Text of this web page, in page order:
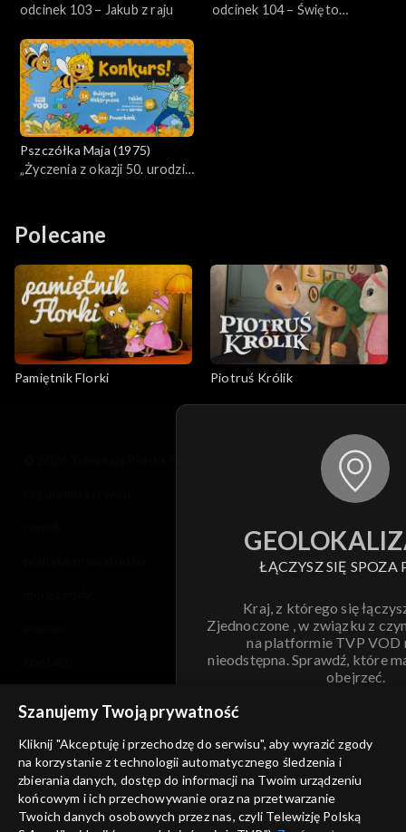
odcinek 103 – Jakub z raju
odcinek 104 – Święto
Pszczółka Maja (1975)
„Życzenia z okazji 50. urodzin
Polecane
Pamiętnik Florki Piotruś Królik
ŁĄCZYSZ SIĘ SPOZA
Kraj, z którego się
Zjednoczone , w związku z
na platformie TVP VOD
nieodstępna. Sprawdź, które
obejrzeć.
ANULUJ
informacje o dostawcy usług
Szanujemy Twoją prywatność
Kliknij "Akceptuję i przechodzę do serwisu", aby wyrazić zgody
na korzystanie z technologii automatycznego śledzenia i
zbierania danych, dostęp do informacji na Twoim urządzeniu
końcowym i ich przechowywanie oraz na przetwarzanie
Twoich danych osobowych przez nas, czyli Telewizję Polską